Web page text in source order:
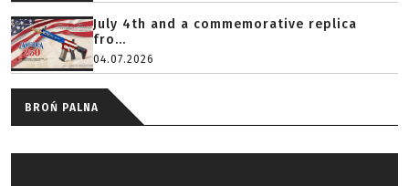
July 4th and a commemorative replica
fro...
04.07.2026
BROŃ PALNA